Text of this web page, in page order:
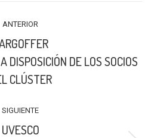
ANTERIOR
Publicación
anterior:
DISPOSICIÓN DE LOS SOCIOS
CLÚSTER
SIGUIENTE
UVESCO